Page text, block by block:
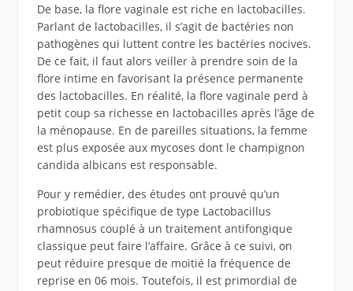
De base, la flore vaginale est riche en lactobacilles.
Parlant de lactobacilles, il s’agit de bactéries non
pathogènes qui luttent contre les bactéries nocives.
De ce fait, il faut alors veiller à prendre soin de la
flore intime en favorisant la présence permanente
des lactobacilles. En réalité, la flore vaginale perd à
petit coup sa richesse en lactobacilles après l’âge de
la ménopause. En de pareilles situations, la femme
est plus exposée aux mycoses dont le champignon
candida albicans est responsable.
Pour y remédier, des études ont prouvé qu’un
probiotique spécifique de type Lactobacillus
rhamnosus couplé à un traitement antifongique
classique peut faire l’affaire. Grâce à ce suivi, on
peut réduire presque de moitié la fréquence de
reprise en 06 mois. Toutefois, il est primordial de